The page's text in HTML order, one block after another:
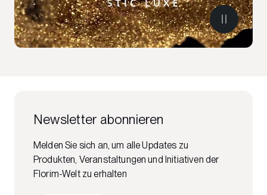
Newsletter abonnieren
Melden Sie sich an, um alle Updates zu
Produkten, Veranstaltungen und Initiativen der
Florim-Welt zu erhalten